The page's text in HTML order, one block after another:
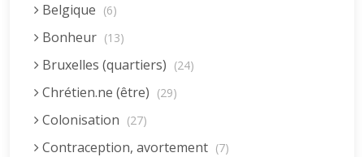
Belgique (6)
Bonheur (13)
Bruxelles (quartiers) (24)
Chrétien.ne (être) (29)
Colonisation (27)
Contraception, avortement (7)